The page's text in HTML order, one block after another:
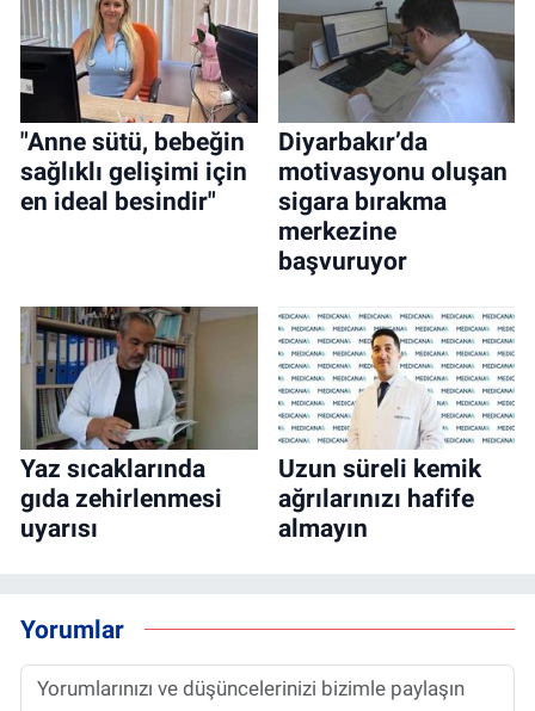
"Anne sütü, bebeğin
sağlıklı gelişimi için
en ideal besindir"
Diyarbakır’da
motivasyonu oluşan
sigara bırakma
merkezine
başvuruyor
Yaz sıcaklarında
gıda zehirlenmesi
uyarısı
Uzun süreli kemik
ağrılarınızı hafife
almayın
Yorumlar